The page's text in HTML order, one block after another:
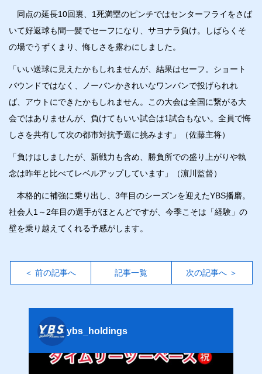
同点の延長10回裏、1死満塁のピンチではセンターフライをさば
いて好返球も間一髪でセーフになり、サヨナラ負け。しばらくそ
の場でうずくまり、悔しさを露わにしました。
「いい送球に見えたかもしれませんが、結果はセーフ。ショート
バウンドではなく、ノーバンかきれいなワンバンで投げられれ
ば、アウトにできたかもしれません。この大会は全国に繋がる大
会ではありませんが、負けてもいい試合は1試合もない。全員で悔
しさを共有して次の都市対抗予選に挑みます」（佐藤主将）
「負けはしましたが、新戦力も含め、勝負所での盛り上がりや執
念は昨年と比べてレベルアップしています」（濵川監督）
本格的に補強に乗り出し、3年目のシーズンを迎えたYBS播磨。
社会人1～2年目の選手がほとんどですが、今季こそは「経験」の
壁を乗り越えてくれる予感がします。
＜ 前の記事へ 記事一覧 次の記事へ ＞
ybs_holdings